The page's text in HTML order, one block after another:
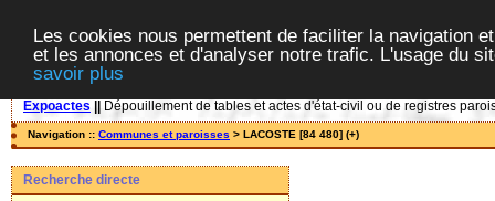
Les cookies nous permettent de faciliter la navigation
et les annonces et d'analyser notre trafic. L'usage du
savoir plus
Expoactes Dépouillement de tables et actes d'état-civil ou de registres
Navigation :: Communes et paroisses > LACOSTE [84 480] (+)
Recherche directe